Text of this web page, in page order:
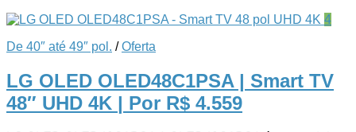
4
De 40″ até 49″ pol. /Oferta
LG OLED OLED48C1PSA | Smart TV
48″ UHD 4K | Por R$ 4.559